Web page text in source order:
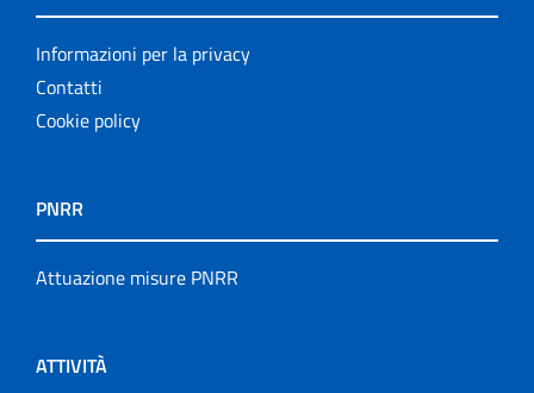
Informazioni per la privacy
Contatti
Cookie policy
PNRR
Attuazione misure PNRR
ATTIVITÀ